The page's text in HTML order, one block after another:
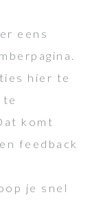
eens
hier te
te
komt
feedback
je snel